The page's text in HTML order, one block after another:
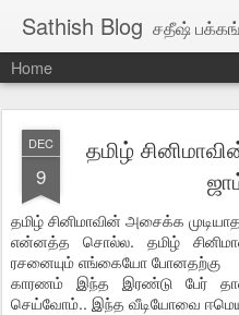
Sathish Blog சதீஷ்
Home
DEC
9
தமிழ்
தமிழ் சினிமாவின் அசைக்க
என்னத்த சொல்ல. தமிழ்
ரசனையும் எங்கையோ போனதற்கு
காரணம் இந்த இரண்டு பேர்
செய்வோம்.. இந்த வீடியோவை